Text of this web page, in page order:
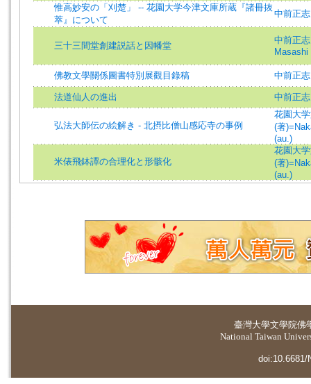
惟高妙安の「刈楚」 -- 花園大学今津文庫所蔵『諸冊抜
萃』について
中前正
三十三間堂創建説話と因幡堂
中前正
Masashi
佛教文學關係圖書特別展觀目錄稿 中前正志
法道仙人の進出 中前正志
弘法大師伝の絵解き - 北摂比僧山感応寺の事例
花園大
(著
(au.)
米俵飛鉢譚の合理化と形骸化
花園大
(著
(au.)
臺灣大學文學院佛
National Taiwan
doi:10.6681/